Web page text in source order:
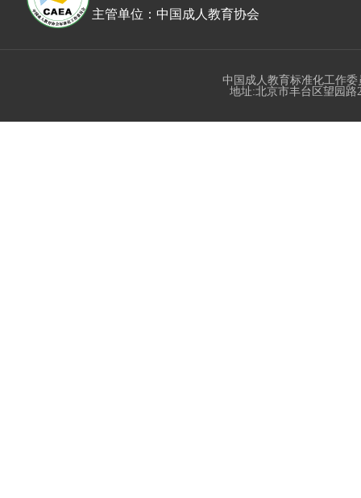
主管单位：中国成人教育协会
中国成人教育标准化工作
地址:北京市丰台区望园路